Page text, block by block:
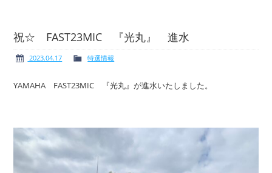
サービス案内 イベント情報
祝☆ FAST23MIC 『光丸』 進水
2023.04.17 特選情報
YAMAHA FAST23MIC 『光丸』が進水いたしました。